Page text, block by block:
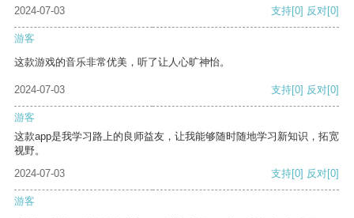
2024-07-03 支持[0] 反对[0]
游客
这款游戏的音乐非常优美，听了让人心旷神怡。
2024-07-03 支持[0] 反对[0]
游客
这款app是我学习路上的良师益友，让我能够随时随地学习新知识，拓宽
视野。
2024-07-03
支持[0] 反对[0]
游客